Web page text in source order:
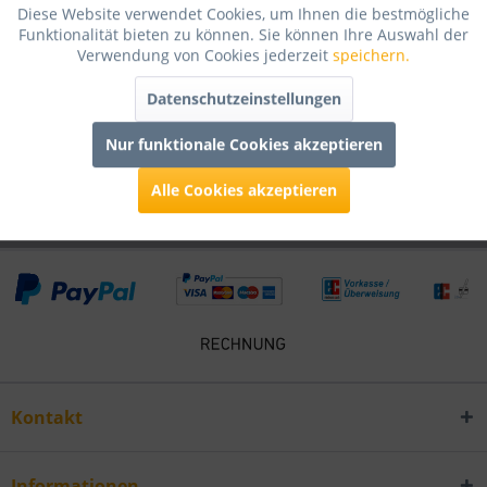
Bewertungen lesen, schreiben und diskutieren... mehr
Infos zum Hersteller
Folgende Infos zum Hersteller sind verfübar......mehr
Kunden kauften auch
Kontakt
Diese Website verwendet Cookies, um Ihnen die bestmögliche
Funktionalität bieten zu können. Sie können Ihre Auswahl der
Verwendung von Cookies jederzeit speichern.
Datenschutzeinstellungen
Nur funktionale Cookies akzeptieren
Alle Cookies akzeptieren